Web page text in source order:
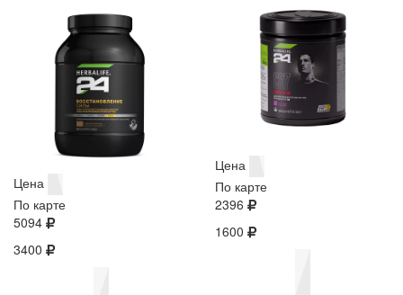
Цена
По карте
5094
3400
Цена
По карте
2396
1600